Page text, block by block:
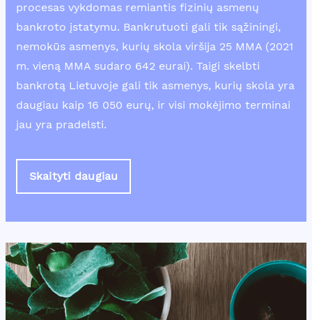
procesas vykdomas remiantis fizinių asmenų
bankroto įstatymu. Bankrutuoti gali tik sąžiningi,
nemokūs asmenys, kurių skola viršija 25 MMA (2021
m. vieną MMA sudaro 642 eurai). Taigi skelbti
bankrotą Lietuvoje gali tik asmenys, kurių skola yra
daugiau kaip 16 050 eurų, ir visi mokėjimo terminai
jau yra pradelsti.
Skaityti daugiau